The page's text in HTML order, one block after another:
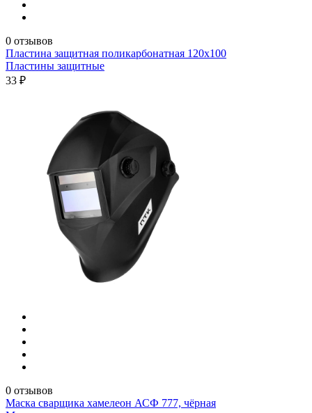
0 отзывов
Пластина защитная поликарбонатная 120х100
Пластины защитные
33 ₽
0 отзывов
Маска сварщика хамелеон АСФ 777, чёрная